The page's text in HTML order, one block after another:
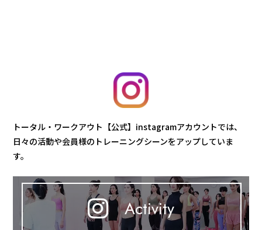
トータル・ワークアウト【公式】instagramアカウントでは、
日々の活動や会員様のトレーニングシーンをアップしていま
す。
Activity